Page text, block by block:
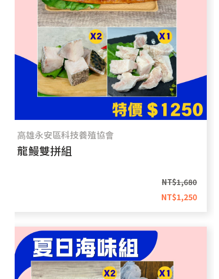
高雄永安區科技養殖協會
龍鰻雙拼組
NT$1,680
NT$1,250